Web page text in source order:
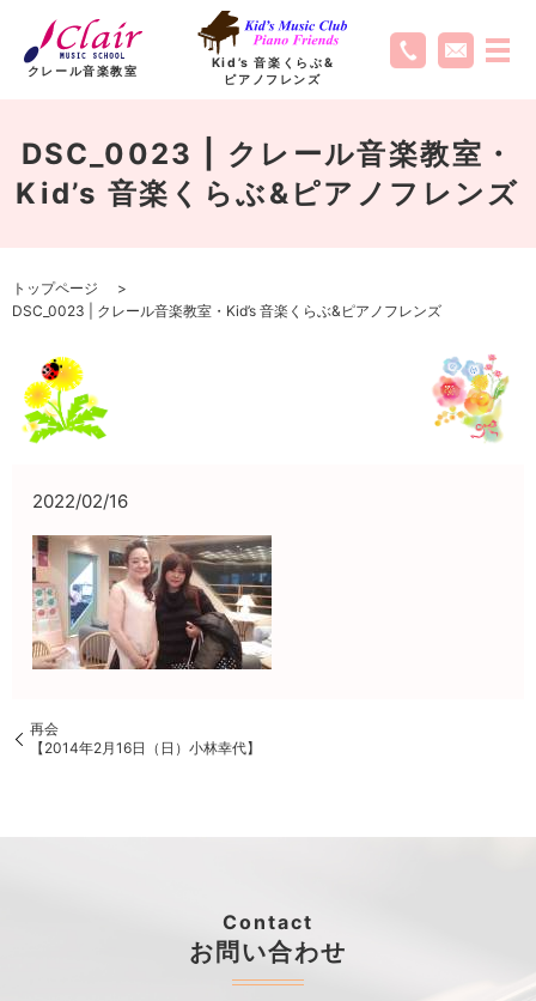
クレール音楽教室
Kid’s 音楽くらぶ&
ピアノフレンズ
DSC_0023 | クレール音楽教室・
Kid’s 音楽くらぶ&ピアノフレンズ
トップページ
DSC_0023 | クレール音楽教室・Kid’s 音楽くらぶ&ピアノフレンズ
2022/02/16
再会
【2014年2月16日（日）小林幸代】
Contact
お問い合わせ